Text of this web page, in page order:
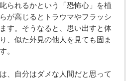
られるかという「恐怖心」を植
が高じるとトラウマやフラッシ
す。そうなると、思い出すと体
、似た外見の他人を見ても固ま
。
、自分はダメな人間だと思って